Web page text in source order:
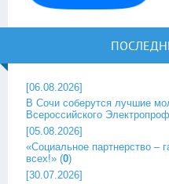
[06.08.2026]
В Сочи соберутся лучшие
Всероссийского
[05.08.2026]
«Социальное партнерство –
всех!» (0)
[30.07.2026]